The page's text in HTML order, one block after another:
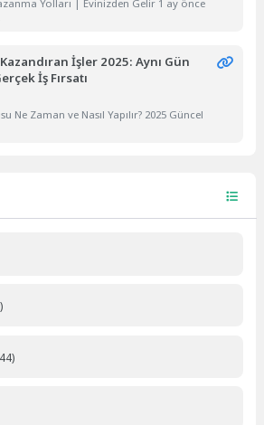
Yolları | Evinizden Gelir 1 ay önce
İşler 2025: Aynı Gün
İş Fırsatı
Ne Zaman ve Nasıl Yapılır? 2025 Güncel